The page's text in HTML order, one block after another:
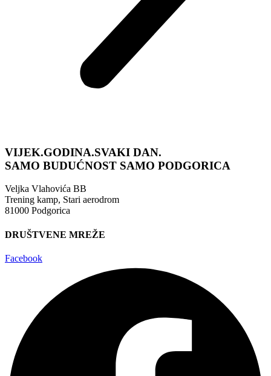
VIJEK.GODINA.SVAKI DAN.
SAMO BUDUĆNOST SAMO PODGORICA
Veljka Vlahovića BB
Trening kamp, Stari aerodrom
81000 Podgorica
DRUŠTVENE MREŽE
Facebook